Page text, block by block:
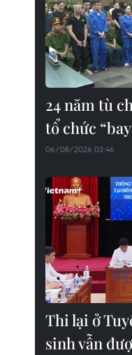
24 năm tù
tổ chức
06/08/2026 03:46
Thi lại ở
sinh vẫn